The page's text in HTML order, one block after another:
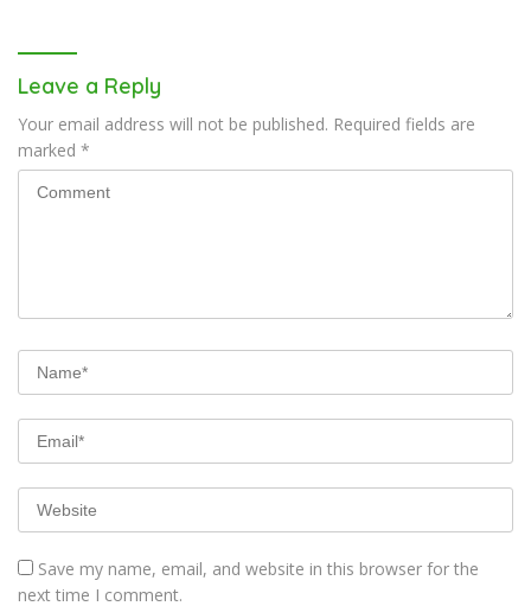
Leave a Reply
Your email address will not be published. Required fields are
marked *
Save my name, email, and website in this browser for the
next time I comment.